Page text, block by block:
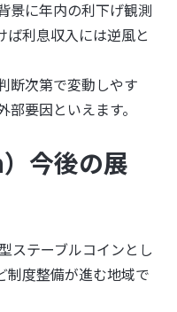
景に年内の利下げ観測
ば利息収入には逆風と
断次第で変動しやす
要因といえます。
今後の展
ステーブルコインとし
制度整備が進む地域で